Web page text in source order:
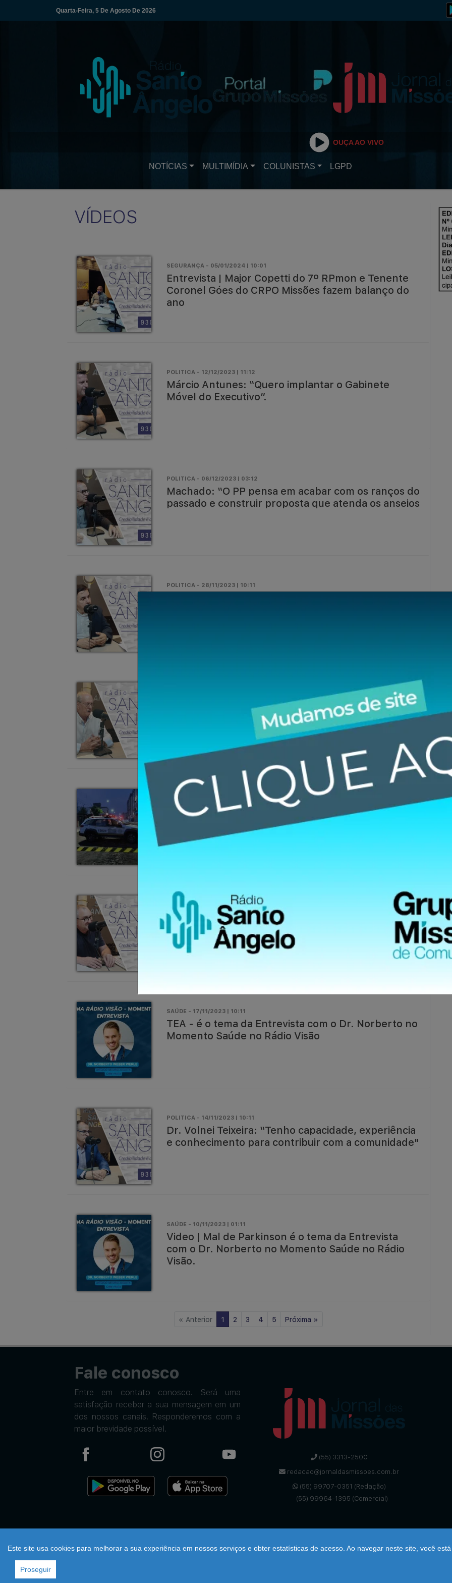
Este site usa cookies para melhorar a sua experiência em nossos serviços e obter estatísticas de acesso. Ao navegar neste site, você
Proseguir
Quarta-Feira, 5 De Agosto De 2026
OUÇA AO VIVO
NOTÍCIAS MULTIMÍDIA COLUNISTAS LGPD
VÍDEOS
SEGURANÇA - 05/01/2024 | 10:01
Entrevista | Major Copetti do 7º RPmon e Tenente
Coronel Góes do CRPO Missões fazem balanço do
ano
POLITICA - 12/12/2023 | 11:12
Márcio Antunes: “Quero implantar o Gabinete
Móvel do Executivo”.
POLITICA - 06/12/2023 | 03:12
Machado: “O PP pensa em acabar com os ranços do
passado e construir proposta que atenda os anseios
POLITICA - 28/11/2023 | 10:11
Bruno Hesse: “Não adianta apresentar plano de
governo mirabolante, porque não vamos executar”.
POLÍCIA - 21/11/2023 | 08:11
Homicídio é registrado em Santo Ângelo
POLITICA - 20/11/2023 | 10:11
Entrevista | Corazza: “Planejo a implantação de um
processo de consulta popular permanente”.
SAÚDE - 17/11/2023 | 10:11
TEA - é o tema da Entrevista com o Dr. Norberto no
Momento Saúde no Rádio Visão
POLITICA - 14/11/2023 | 10:11
Dr. Volnei Teixeira: “Tenho capacidade, experiência
e conhecimento para contribuir com a comunidade"
SAÚDE - 10/11/2023 | 01:11
Video | Mal de Parkinson é o tema da Entrevista
com o Dr. Norberto no Momento Saúde no Rádio
Visão.
« Anterior 1 2 3 4 5 Próxima »
Fale conosco
Entre em contato conosco. Será uma
satisfação receber a sua mensagem em um
dos nossos canais. Responderemos com a
maior brevidade possível.
(55) 3313-2500
redacao@jornaldasmissoes.com.br
(55) 99707-0351 (Redação)
(55) 99964-1395 (Comercial)